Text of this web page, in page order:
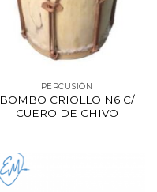
PERCUSIÓN
BOMBO CRIOLLO N6 C/
CUERO DE CHIVO